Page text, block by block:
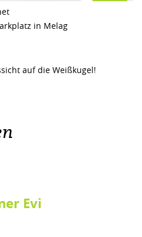
in Melag
auf die Weißkugel!
Evi